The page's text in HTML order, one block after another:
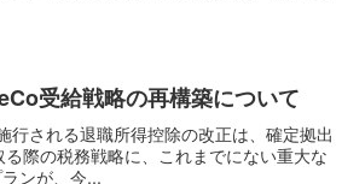
受給戦略の再構築について
される退職所得控除の改正は、確定拠出
際の税務戦略に、これまでにない重大な
ンが、今...